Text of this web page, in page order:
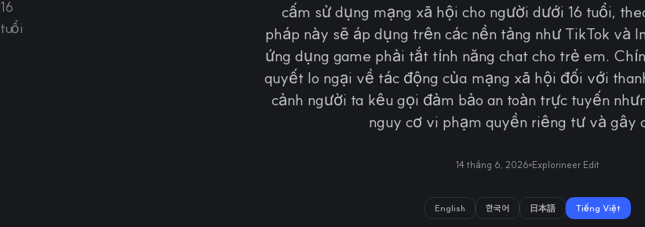
cấm sử dụng mạng xã hội cho người dưới 16 tuổi,
pháp này sẽ áp dụng trên các nền tảng như TikTok và
ứng dụng game phải tắt tính năng chat cho trẻ em.
quyết lo ngại về tác động của mạng xã hội đối với
cảnh người ta kêu gọi đảm bảo an toàn trực tuyến
nguy cơ vi phạm quyền riêng tư và gây
14 tháng 6, 2026 Explorineer Edit
English 한국어 日本語 Tiếng Việt